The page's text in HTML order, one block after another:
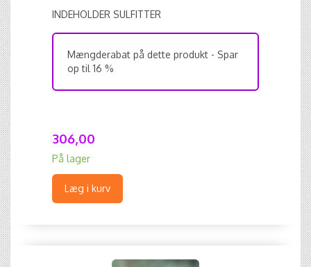
INDEHOLDER SULFITTER
Mængderabat på dette produkt - Spar
op til 16 %
306,00
På lager
Læg i kurv